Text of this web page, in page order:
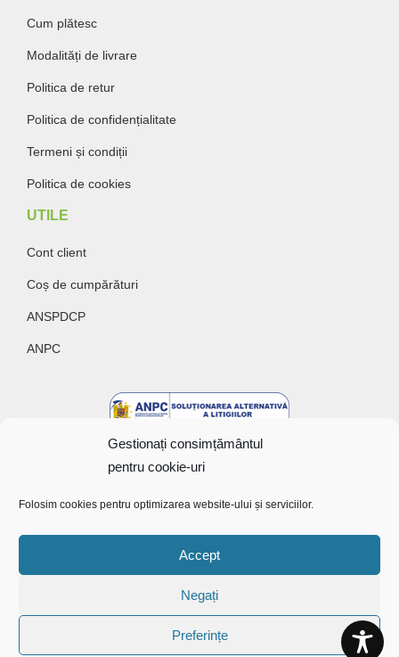
Gestionați consimțământul
pentru cookie-uri
Folosim cookies pentru optimizarea website-ului și serviciilor.
Accept
Negați
Preferințe
Cum plătesc
Modalități de livrare
Politica de retur
Politica de confidențialitate
Termeni și condiții
Politica de cookies
UTILE
Cont client
Coș de cumpărături
ANSPDCP
ANPC
Copyright @ 2022 Bunătăți cu gust